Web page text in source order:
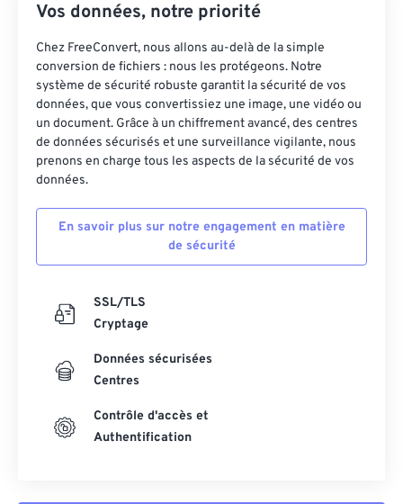
Vos données, notre priorité
Chez FreeConvert, nous allons au-delà de la simple
conversion de fichiers : nous les protégeons. Notre
système de sécurité robuste garantit la sécurité de vos
données, que vous convertissiez une image, une vidéo ou
un document. Grâce à un chiffrement avancé, des centres
de données sécurisés et une surveillance vigilante, nous
prenons en charge tous les aspects de la sécurité de vos
données.
En savoir plus sur notre engagement en matière
de sécurité
SSL/TLS
Cryptage
Données sécurisées
Centres
Contrôle d'accès et
Authentification